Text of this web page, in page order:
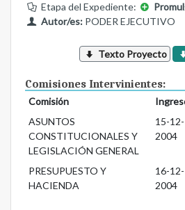
Etapa del Expediente:
Autor/es:PODER EJECUTIVO
Texto Proyecto
Comisiones Intervinientes:
Comisión
ASUNTOS
CONSTITUCIONALES Y
LEGISLACIÓN GENERAL
15-12-
2004
PRESUPUESTO Y
HACIENDA
16-12-
2004